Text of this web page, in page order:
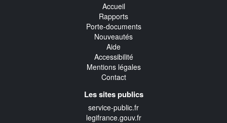
Accueil
Rapports
Porte-documents
Nouveautés
Aide
Accessibilité
Mentions légales
Contact
Les sites publics
service-public.fr
legifrance.gouv.fr